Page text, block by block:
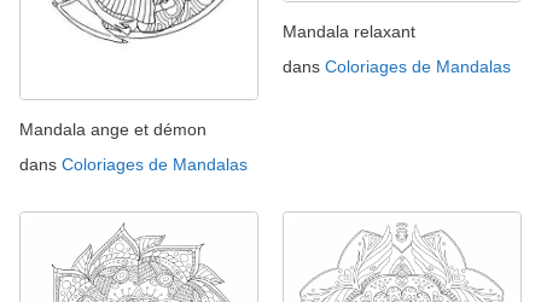
Mandala ange et démon
dans Coloriages de Mandalas
Mandala relaxant
dans Coloriages de Mandalas